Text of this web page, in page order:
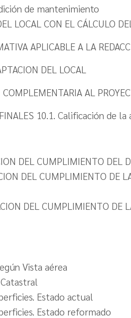
de mantenimiento
LOCAL CON EL CÁLCULO
APLICABLE A LA
DEL LOCAL
AL
10.1. Calificación de
DEL CUMPLIMIENTO DEL
DEL CUMPLIMIENTO DE
DEL CUMPLIMIENTO DE
Vista aérea
Estado actual
Estado reformado